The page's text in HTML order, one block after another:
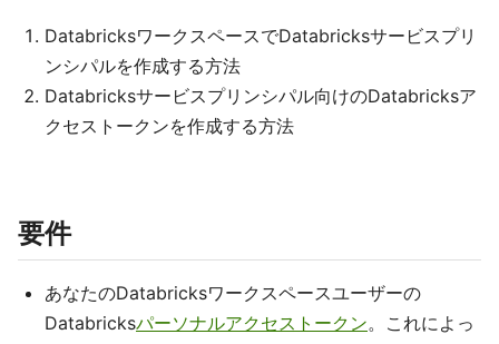
DatabricksワークスペースでDatabricksサービスプリ
ンシパルを作成する方法
Databricksサービスプリンシパル向けのDatabricksア
クセストークンを作成する方法
要件
あなたのDatabricksワークスペースユーザーの
Databricksパーソナルアクセストークン。これによっ